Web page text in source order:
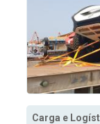
Carga e